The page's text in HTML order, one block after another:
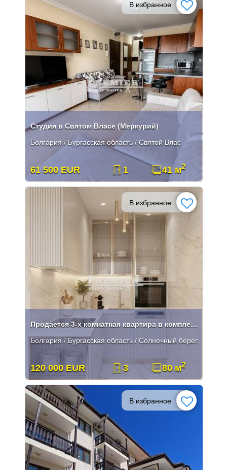
В избранное
Студия в Святом Власе (Меркурий)
Болгария / Бургасская область / Святой Влас
61 500 EUR 1 41 м2
В избранное
Продается 3-х комнатная квартира в комплексе в к.к Солнечный Берег.
Болгария / Бургасская область / Солнечный берег
120 000 EUR 3 80 м2
В избранное